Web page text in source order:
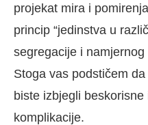
projekat mira i
princip “jedinstva u
segregacije i
Stoga vas podstičem
biste izbjegli
komplikacije.